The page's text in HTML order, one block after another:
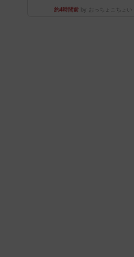
約4時間前by おっちょこちょい